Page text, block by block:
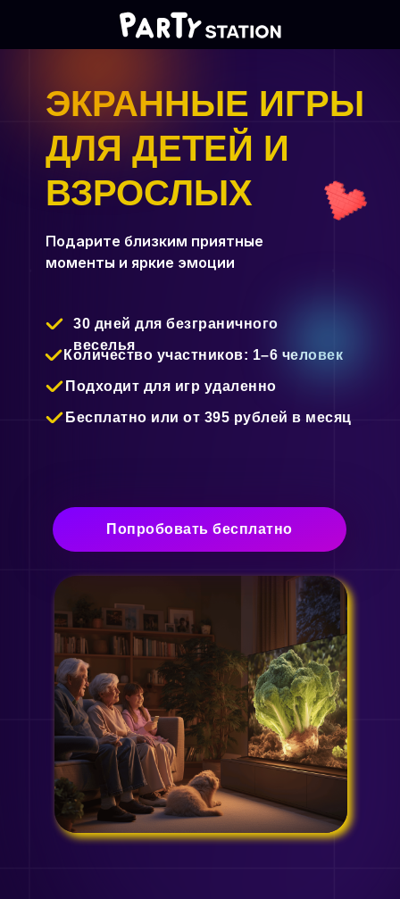
30 дней для безграничного
веселья
Количество участников: 1–6 человек
Бесплатно или от 395 рублей в месяц
Подходит для игр удаленно
ЭКРАННЫЕ ИГРЫ
ДЛЯ ДЕТЕЙ И
ВЗРОСЛЫХ
Подарите близким приятные
моменты и яркие эмоции
Попробовать бесплатно